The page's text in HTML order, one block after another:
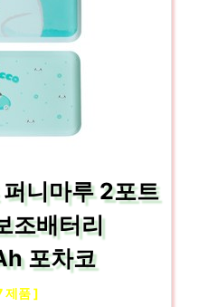
니마루 2포트
조배터리
포차코
제품 ]